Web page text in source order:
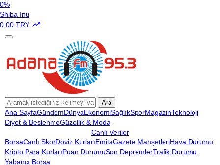
0%
Shiba Inu
0,00 TRY
Ara
Ana SayfaGündemDünyaEkonomiSağlıkSporMagazinTeknoloji
Diyet & BeslenmeGüzellik & Moda
Canlı Veriler
BorsaCanlı SkorDöviz KurlarıEmitaGazete ManşetleriHava Durumu
Kripto Para KurlarıPuan DurumuSon DepremlerTrafik Durumu
Yabancı Borsa